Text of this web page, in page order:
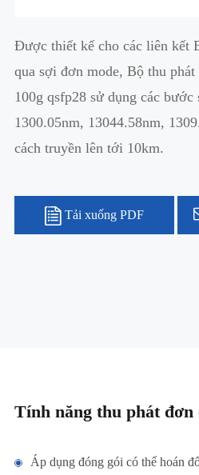
Được thiết kế cho các liên kết
qua sợi đơn mode, Bộ thu
100g qsfp28 sử dụng các
1300.05nm, 13044.58nm,
cách truyền lên tới 10km.
Tải xuống PDF
Tính năng thu phát đơn
Áp dụng đóng gói có thể hoán